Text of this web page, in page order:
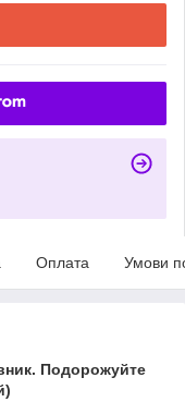
Оплата Умови
Подорожуйте